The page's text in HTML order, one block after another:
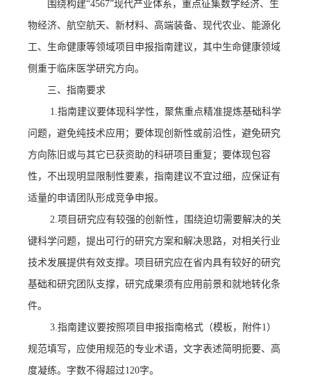
围绕构建“4567”现代产业体系，重点征集数字经济、生
物经济、航空航天、新材料、高端装备、现代农业、能源化
工、生命健康等领域项目申报指南建议，其中生命健康领域
侧重于临床医学研究方向。
三、指南要求
1.指南建议要体现科学性，聚焦重点精准提炼基础科学
问题，避免纯技术应用；要体现创新性或前沿性，避免研究
方向陈旧或与其它已获资助的科研项目重复；要体现包容
性，不出现明显限制性要素，指南建议不宜过细，应保证有
适量的申请团队形成竞争申报。
2.项目研究应有较强的创新性，围绕迫切需要解决的关
键科学问题，提出可行的研究方案和解决思路，对相关行业
技术发展提供有效支撑。项目研究应在省内具有较好的研究
基础和研究团队支撑，研究成果须有应用前景和就地转化条
件。
3.指南建议要按照项目申报指南格式（模板，附件1）
规范填写，应使用规范的专业术语，文字表述简明扼要、高
度凝练。字数不得超过120字。